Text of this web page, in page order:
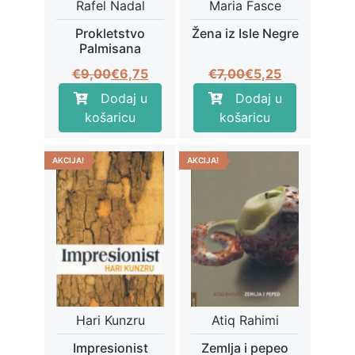
Rafel Nadal
Prokletstvo
Palmisana
€9,00Izvorna
cijena
bila
je:
€9,00.
€6,75
Trenutna
cijena
je:
€6,75.
Dodaj u
košaricu
Maria Fasce
Žena iz Isle Negre
€7,00Izvorna
cijena
bila
je:
€7,00.
€5,25
Trenutna
cijena
je:
€5,25.
Dodaj u
košaricu
AKCIJA!
Hari Kunzru
Impresionist
AKCIJA!
Atiq Rahimi
Zemlja i pepeo